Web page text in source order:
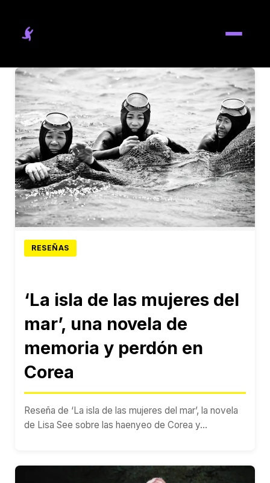
RESEÑAS
‘La isla de las mujeres del
mar’, una novela de
memoria y perdón en
Corea
Reseña de ‘La isla de las mujeres del mar’, la novela
de Lisa See sobre las haenyeo de Corea y...